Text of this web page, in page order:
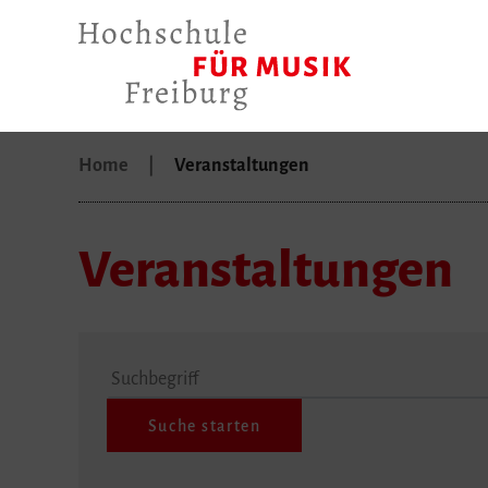
Home Veranstaltungen
Veranstaltungen
Suchbegriff